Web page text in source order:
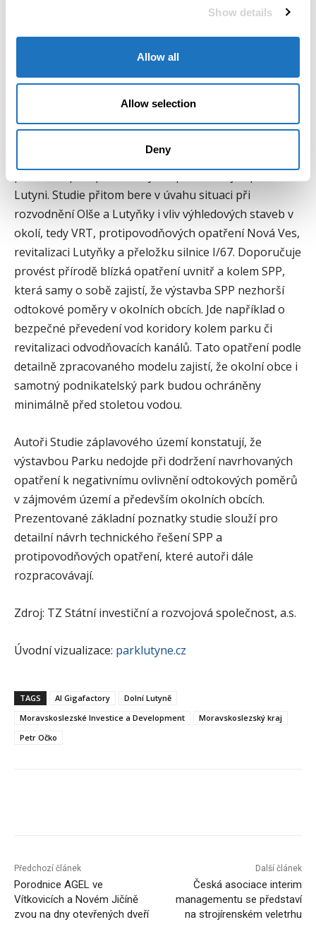
Show details
Allow all
Allow selection
Deny
nezhoršila situaci při záplavách v okolních obcích.
Studii zpracovávají Ing. Filip Urban a Ing. Jan Lux ve
společnosti Vodohospodářský rozvoj a výstavba a.s.
Dnes prezentovali základní poznatky, které dále
rozpracovávají. Nové podklady a technologie
poměrů v širším území. To je důležitý předpoklad pro
plánování protipovodňových opatření nejen pro Dolní
Lutyni. Studie přitom bere v úvahu situaci při
rozvodnění Olše a Lutyňky i vliv výhledových staveb v
okolí, tedy VRT, protipovodňových opatření Nová Ves,
revitalizaci Lutyňky a přeložku silnice I/67. Doporučuje
provést přírodě blízká opatření uvnitř a kolem SPP,
která samy o sobě zajistí, že výstavba SPP nezhorší
odtokové poměry v okolních obcích. Jde například o
bezpečné převedení vod koridory kolem parku či
revitalizaci odvodňovacích kanálů. Tato opatření podle
detailně zpracovaného modelu zajistí, že okolní obce i
samotný podnikatelský park budou ochráněny
minimálně před stoletou vodou.
Autoři Studie záplavového území konstatují, že
výstavbou Parku nedojde při dodržení navrhovaných
opatření k negativnímu ovlivnění odtokových poměrů
v zájmovém území a především okolních obcích.
Prezentované základní poznatky studie slouží pro
detailní návrh technického řešení SPP a
protipovodňových opatření, které autoři dále
rozpracovávají.
Zdroj: TZ Státní investiční a rozvojová společnost, a.s.
Úvodní vizualizace: parklutyne.cz
TAGS AI Gigafactory
Dolní Lutyně
Moravskoslezské Investice a Development
Moravskoslezský kraj
Petr Očko
Předchozí článek
Porodnice AGEL ve
Vítkovicích a Novém Jičíně
zvou na dny otevřených dveří
Další článek
Česká asociace interim
managementu se představí
na strojírenském veletrhu